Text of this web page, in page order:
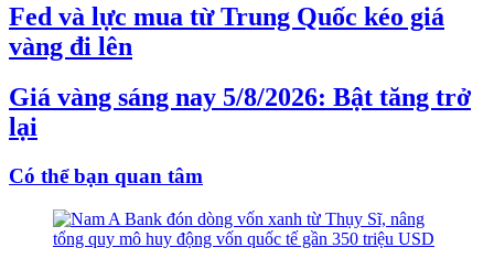
Fed và lực mua từ Trung Quốc kéo giá
vàng đi lên
Giá vàng sáng nay 5/8/2026: Bật tăng trở
lại
Có thể bạn quan tâm